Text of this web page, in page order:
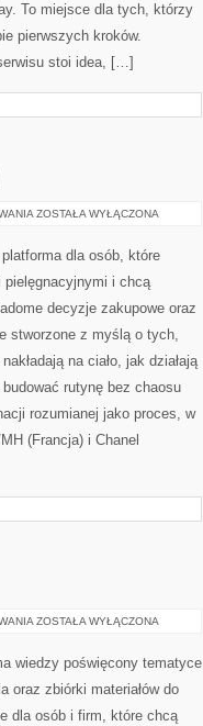
To miejsce dla tych, którzy
pierwszych kroków.
stoi idea, […]
PROCTER
(USA)
ZOSTAŁA WYŁĄCZONA
dla osób, które
pielęgnacyjnymi i chcą
decyzje zakupowe oraz
stworzone z myślą o tych,
na ciało, jak działają
rutynę bez chaosu
rozumianej jako proces, w
(Francja) i Chanel
SKUPY
ZBIÓRKI
ZOSTAŁA WYŁĄCZONA
wiedzy poświęcony tematyce
oraz zbiórki materiałów do
dla osób i firm, które chcą